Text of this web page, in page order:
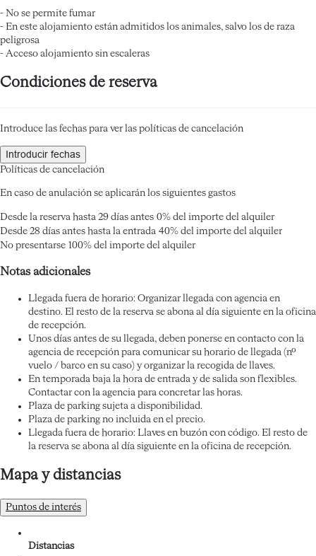
- No se permite fumar
- En este alojamiento están admitidos los animales, salvo los de raza
peligrosa
- Acceso alojamiento sin escaleras
Condiciones de reserva
Introduce las fechas para ver las políticas de cancelación
Introducir fechas
Políticas de cancelación
En caso de anulación se aplicarán los siguientes gastos
Desde la reserva hasta 29 días antes 0% del importe del alquiler
Desde 28 días antes hasta la entrada 40% del importe del alquiler
No presentarse 100% del importe del alquiler
Notas adicionales
Llegada fuera de horario: Organizar llegada con agencia en
destino. El resto de la reserva se abona al día siguiente en la oficina
de recepción.
Unos días antes de su llegada, deben ponerse en contacto con la
agencia de recepción para comunicar su horario de llegada (nº
vuelo / barco en su caso) y organizar la recogida de llaves.
En temporada baja la hora de entrada y de salida son flexibles.
Contactar con la agencia para concretar las horas.
Plaza de parking sujeta a disponibilidad.
Plaza de parking no incluida en el precio.
Llegada fuera de horario: Llaves en buzón con código. El resto de
la reserva se abona al día siguiente en la oficina de recepción.
Mapa y distancias
Puntos de interés
Distancias